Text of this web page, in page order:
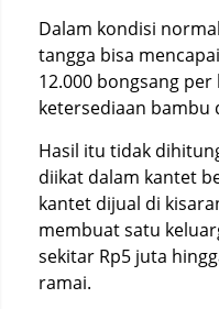
Dalam kondisi
tangga bisa
12.000 bongsang
ketersediaan bambu
Hasil itu tidak
diikat dalam kantet
kantet dijual di
membuat satu
sekitar Rp5 juta
ramai.